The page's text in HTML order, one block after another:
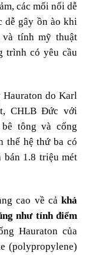
các mối nối dễ
dễ gây ồn ào khi
tính mỹ thuật
trình có yêu cầu
Hauraton do Karl
CHLB Đức với
tông và cống
thế hệ thứ ba có
bán 1.8 triệu mét
cao về cả khả
như tính điểm
Hauraton của
(polypropylene)